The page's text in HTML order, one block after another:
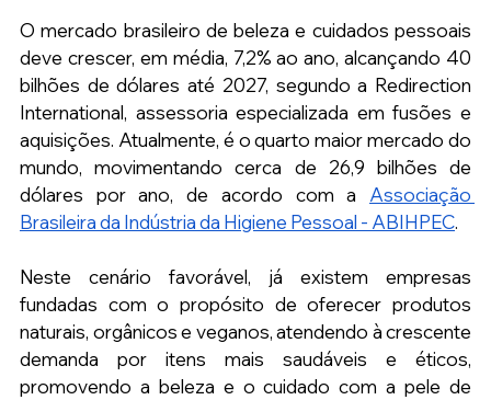
O mercado brasileiro de beleza e cuidados pessoais
deve crescer, em média, 7,2% ao ano, alcançando 40
bilhões de dólares até 2027, segundo a Redirection
International, assessoria especializada em fusões e
aquisições. Atualmente, é o quarto maior mercado do
mundo, movimentando cerca de 26,9 bilhões de
dólares por ano, de acordo com a Associação
Brasileira da Indústria da Higiene Pessoal - ABIHPEC.
Neste cenário favorável, já existem empresas
fundadas com o propósito de oferecer produtos
naturais, orgânicos e veganos, atendendo à crescente
demanda por itens mais saudáveis e éticos,
promovendo a beleza e o cuidado com a pele de